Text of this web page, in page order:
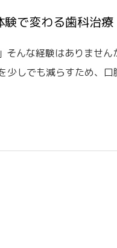
で変わる歯科治療
そんな経験はありません
少しでも減らすため、口